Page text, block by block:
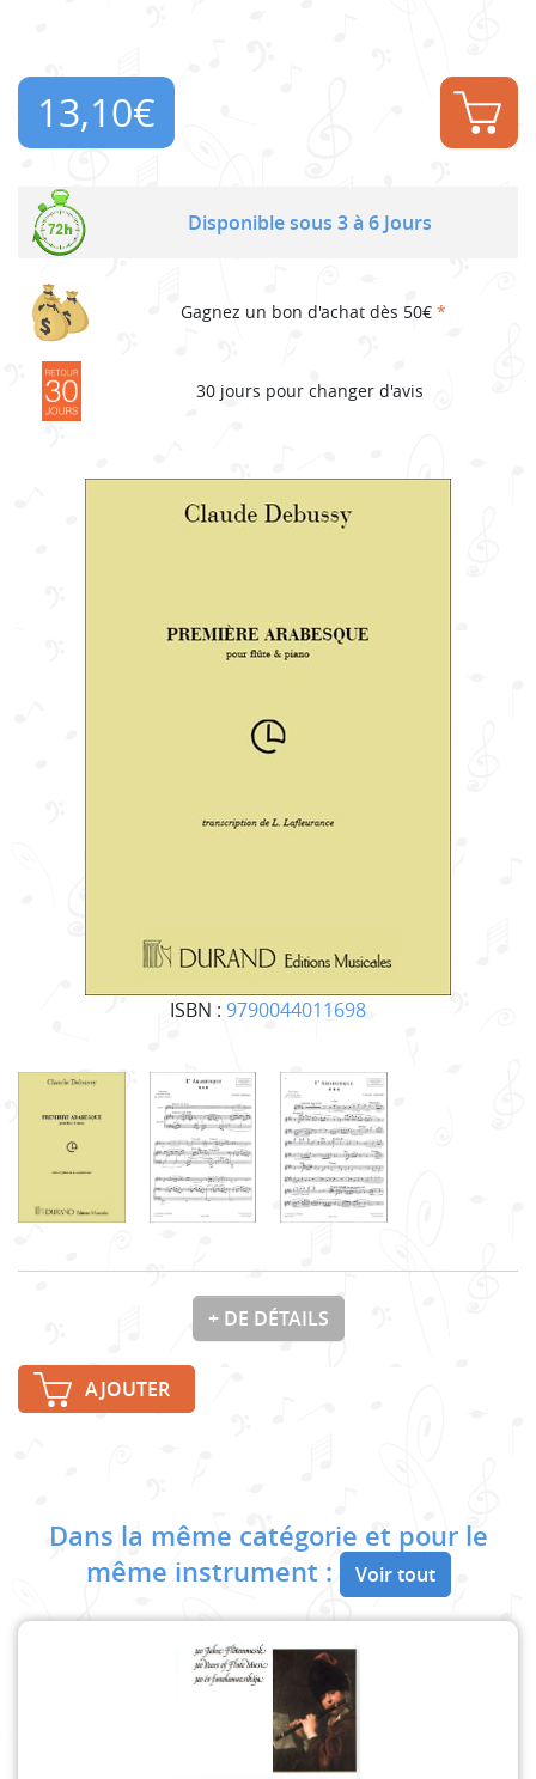
ISBN : 9790044011698
13,10€
Disponible sous 3 à 6 Jours
Gagnez un bon d'achat dès 50€ *
30 jours pour changer d'avis
+ DE DÉTAILS
AJOUTER
Dans la même catégorie et pour le
même instrument :
Voir tout